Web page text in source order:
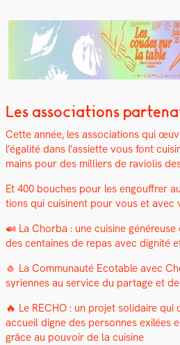
Les associations
Cette année, les asso­ci­a­tions qui
l’égalité dans l’assiette vous font
mains pour des mil­liers de ravi­o­lis
Et 400 bouch­es pour les engouf­fr­er
tions qui cuisi­nent pour vous et avec
🍛 La Chor­ba : une cui­sine
des cen­taines de repas avec dig­nité
🧄 La Com­mu­nauté Ecotable avec
syri­ennes au ser­vice du partage et de
🔥 Le RECHO : un pro­jet sol­idaire
accueil digne des per­son­nes exilées
grâce au pou­voir de la cui­sine